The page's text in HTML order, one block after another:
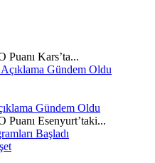
Puanı Kars’ta...
Gündem Oldu
Puanı Esenyurt’taki...